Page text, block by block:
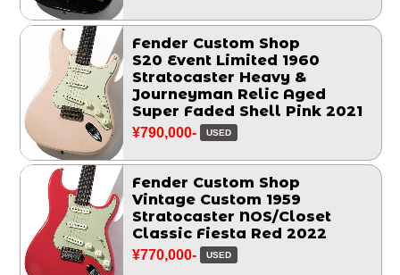
Fender Custom Shop
S20 Event Limited 1960
Stratocaster Heavy &
Journeyman Relic Aged
Super Faded Shell Pink 2021
¥790,000- USED
Fender Custom Shop
Vintage Custom 1959
Stratocaster NOS/Closet
Classic Fiesta Red 2022
¥770,000- USED